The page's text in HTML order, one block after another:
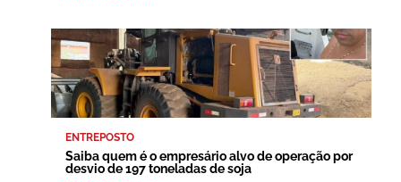
ENTREPOSTO
Saiba quem é o empresário alvo de operação por
desvio de 197 toneladas de soja